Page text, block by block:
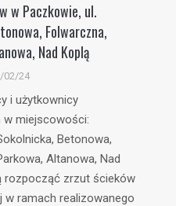
w Paczkowie, ul.
Folwarczna,
Nad Koplą
02/24
i użytkownicy
w miejscowości:
Betonowa,
Altanowa, Nad
rozpocząć zrzut ścieków
w ramach realizowanego